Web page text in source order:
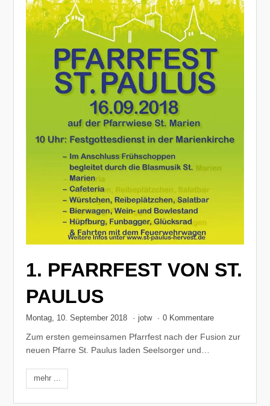
1. PFARRFEST VON ST.
PAULUS
Montag, 10. September 2018 · jotw · 0 Kommentare
Zum ersten gemeinsamen Pfarrfest nach der Fusion zur
neuen Pfarre St. Paulus laden Seelsorger und…
mehr ...